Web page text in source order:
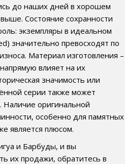
до наших дней в хорошем
Состояние сохранности
экземпляры в идеальном
значительно превосходят по
Материал изготовления –
влияет на их
значимость или
серии также может
Наличие оригинальной
особенно для памятных
является плюсом.
и Барбуды, и вы
их продажи, обратитесь в